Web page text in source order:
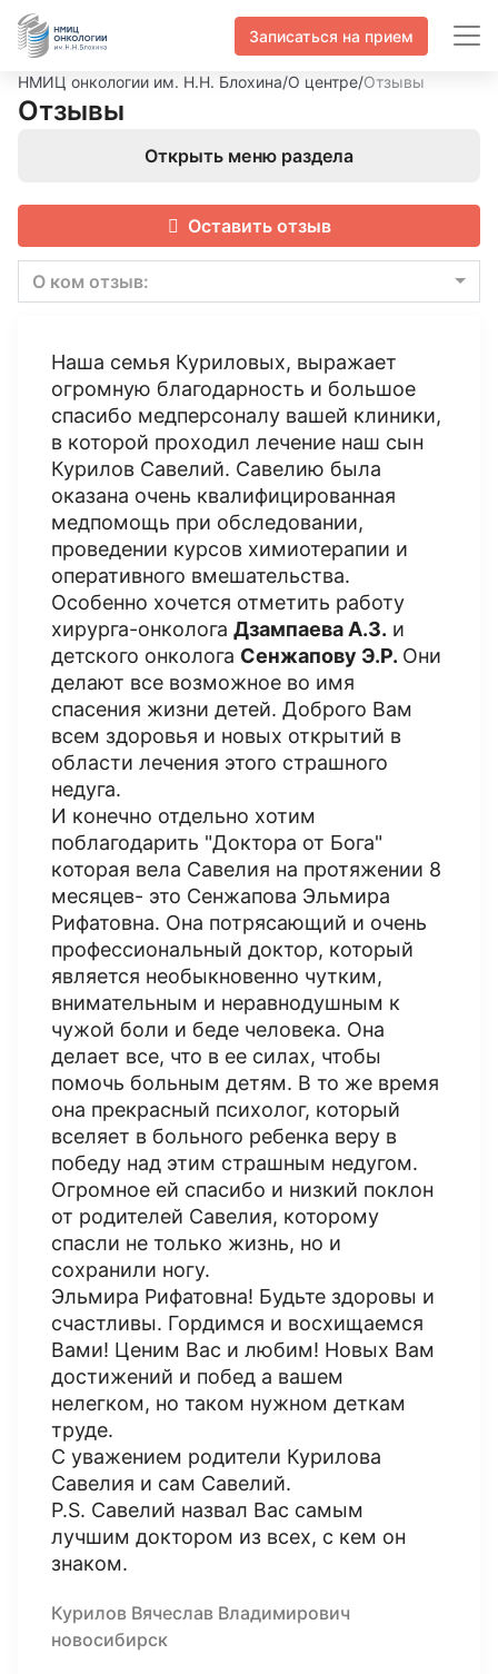
Записаться на прием
НМИЦ онкологии им. Н.Н. Блохина/О центре/Отзывы
Отзывы
Открыть меню раздела
Оставить отзыв
О ком отзыв:
Наша семья Куриловых, выражает
огромную благодарность и большое
спасибо медперсоналу вашей клиники,
в которой проходил лечение наш сын
Курилов Савелий. Савелию была
оказана очень квалифицированная
медпомощь при обследовании,
проведении курсов химиотерапии и
оперативного вмешательства.
Особенно хочется отметить работу
хирурга-онколога Дзампаева А.З. и
детского онколога Сенжапову Э.Р. Они
делают все возможное во имя
спасения жизни детей. Доброго Вам
всем здоровья и новых открытий в
области лечения этого страшного
недуга.
И конечно отдельно хотим
поблагодарить "Доктора от Бога"
которая вела Савелия на протяжении 8
месяцев- это Сенжапова Эльмира
Рифатовна. Она потрясающий и очень
профессиональный доктор, который
является необыкновенно чутким,
внимательным и неравнодушным к
чужой боли и беде человека. Она
делает все, что в ее силах, чтобы
помочь больным детям. В то же время
она прекрасный психолог, который
вселяет в больного ребенка веру в
победу над этим страшным недугом.
Огромное ей спасибо и низкий поклон
от родителей Савелия, которому
спасли не только жизнь, но и
сохранили ногу.
Эльмира Рифатовна! Будьте здоровы и
счастливы. Гордимся и восхищаемся
Вами! Ценим Вас и любим! Новых Вам
достижений и побед а вашем
нелегком, но таком нужном деткам
труде.
С уважением родители Курилова
Савелия и сам Савелий.
P.S. Савелий назвал Вас самым
лучшим доктором из всех, с кем он
знаком.
Курилов Вячеслав Владимирович
новосибирск